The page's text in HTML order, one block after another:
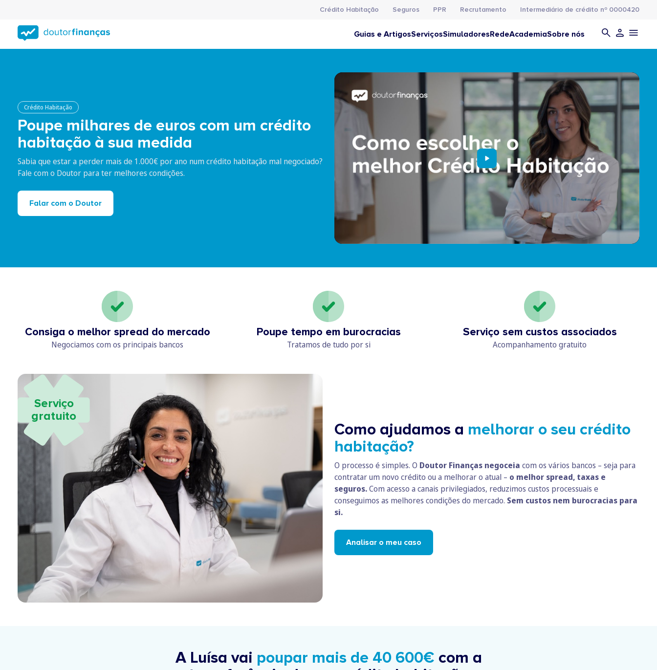
conteúdo
principal
Crédito Habitação Seguros PPR Recrutamento Intermediário de crédito nº 0000420
Guias e ArtigosServiçosSimuladoresRedeAcademiaSobre nós
Crédito Habitação
Poupe milhares de euros com um crédito
habitação à sua medida
Sabia que estar a perder mais de 1.000€ por ano num crédito habitação mal negociado?
Fale com o Doutor para ter melhores condições.
Falar com o Doutor
Consiga o melhor spread do mercado
Negociamos com os principais bancos
Poupe tempo em burocracias
Tratamos de tudo por si
Serviço sem custos associados
Acompanhamento gratuito
Como ajudamos a melhorar o seu crédito
habitação?
O processo é simples. O Doutor Finanças negoceia com os vários bancos – seja para
contratar um novo crédito ou a melhorar o atual – o melhor spread, taxas e
seguros.Com acesso a canais privilegiados, reduzimos custos processuais e
conseguimos as melhores condições do mercado. Sem custos nem burocracias para
si.
Analisar o meu caso
Serviço
gratuito
A Luísa vai poupar mais de 40 600€ com a